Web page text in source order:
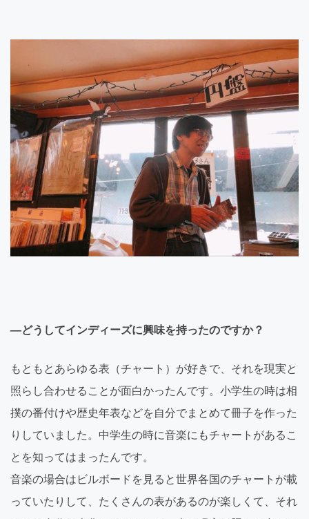
―どうしてインディーズに興味を持ったのですか？
もともとあらゆる表（チャート）が好きで、それを現実と
照らし合わせることが面白かったんです。小学生の時は相
撲の番付けや歴史年表などを自分でまとめて冊子を作った
りしていました。中学生の時に音楽にもチャートがあるこ
とを知ってはまったんです。
音楽の場合はビルボードを見ると世界各国のチャートが載
っていたりして、たくさんの表があるのが楽しくて、それ